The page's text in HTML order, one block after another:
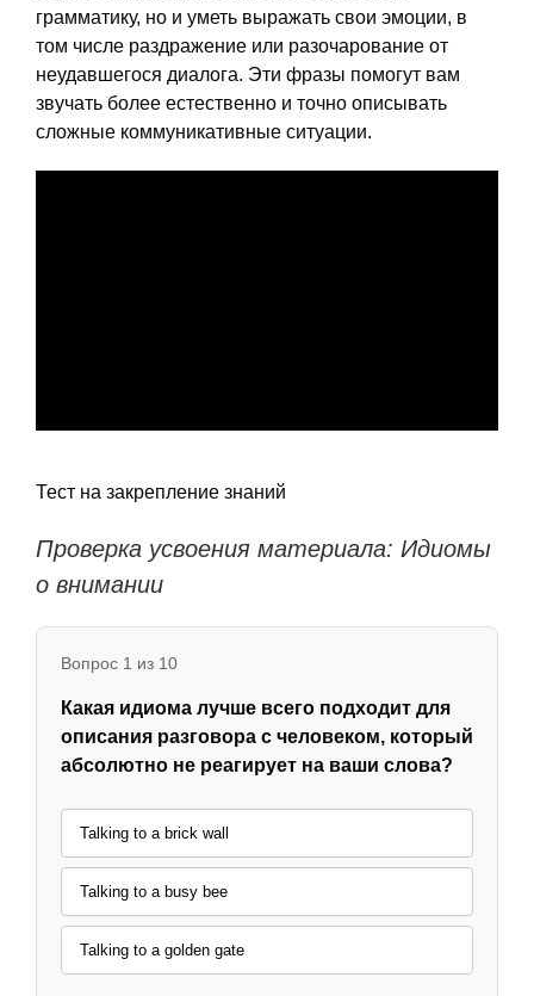
грамматику, но и уметь выражать свои эмоции, в
том числе раздражение или разочарование от
неудавшегося диалога. Эти фразы помогут вам
звучать более естественно и точно описывать
сложные коммуникативные ситуации.
Тест на закрепление знаний
Проверка усвоения материала: Идиомы
о внимании
Вопрос 1 из 10
Какая идиома лучше всего подходит для
описания разговора с человеком, который
абсолютно не реагирует на ваши слова?
Talking to a brick wall
Talking to a busy bee
Talking to a golden gate